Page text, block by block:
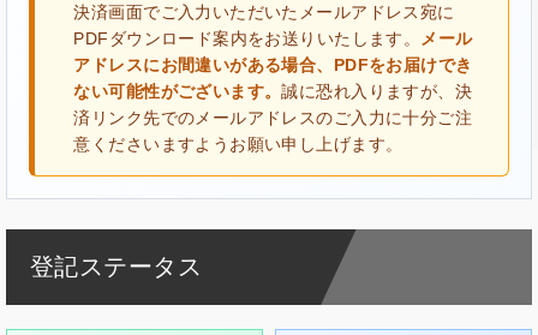
決済画面でご入力いただいたメールアドレス宛に
PDFダウンロード案内をお送りいたします。
メール
アドレスにお間違いがある場合、PDFをお届けでき
ない可能性がございます。誠に恐れ入りますが、決
済リンク先でのメールアドレスのご入力に十分ご注
意くださいますようお願い申し上げます。
登記ステータス